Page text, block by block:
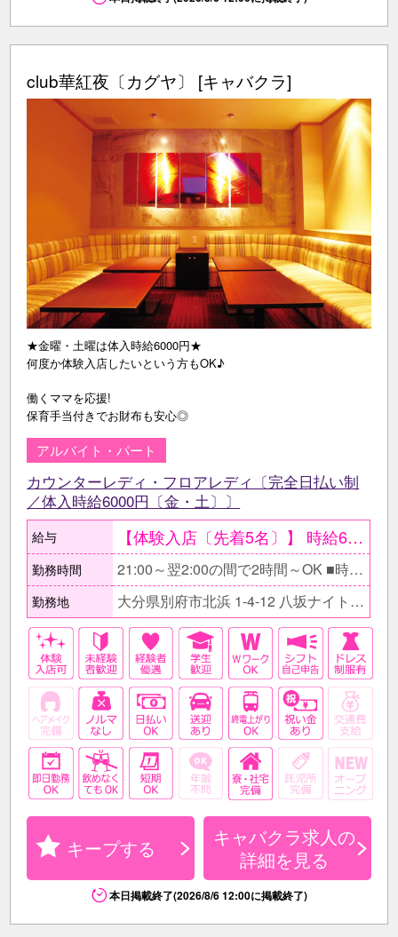
club華紅夜〔カグヤ〕 [キャバクラ]
★金曜・土曜は体入時給6000円★
何度か体験入店したいという方もOK♪
働くママを応援!
保育手当付きでお財布も安心◎
アルバイト・パート
カウンターレディ・フロアレディ〔完全日払い制
／体入時給6000円〔金・土〕〕
給与 【体験入店〔先着5名〕】 時給6000円〔金曜・土曜〕 時給5000円〔平日〕 ●最低保証日給2万円。 ○体験入店は複数回OK。 ●当日全額現金支給。 【在籍後】 時給2500円以上＋各種高額バック有 〇同伴･指名バック100％、 ドリンク・ボトルキープバック30% 【月収例】 ≪しっかり稼ぎたい主婦≫ 時給2500円×1日3h×週3日 =月収9万円+各種高額バック! ≪週末だけ働く学生≫ 時給2500円×1日4h×週2日 ＝月収8万円＋各種高額バック！
勤務時間 21:00～翌2:00の間で2時間～OK ■時間帯はお気軽にご相談下さい。 □自分の生活スタイルを優先できるので気軽に働けますよ♪ ■フルタイムでガッツリ稼ぎたい方もお待ちしています！
勤務地 大分県別府市北浜 1-4-12 八坂ナイトタウンビル1F
キープする
キャバクラ求人の
詳細を見る
本日掲載終了(2026/8/6 12:00に掲載終了)